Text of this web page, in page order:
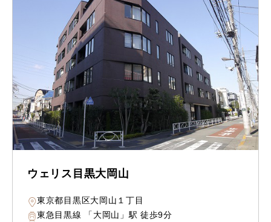
ウェリス目黒大岡山
東京都目黒区大岡山１丁目
東急目黒線 「大岡山」駅 徒歩9分